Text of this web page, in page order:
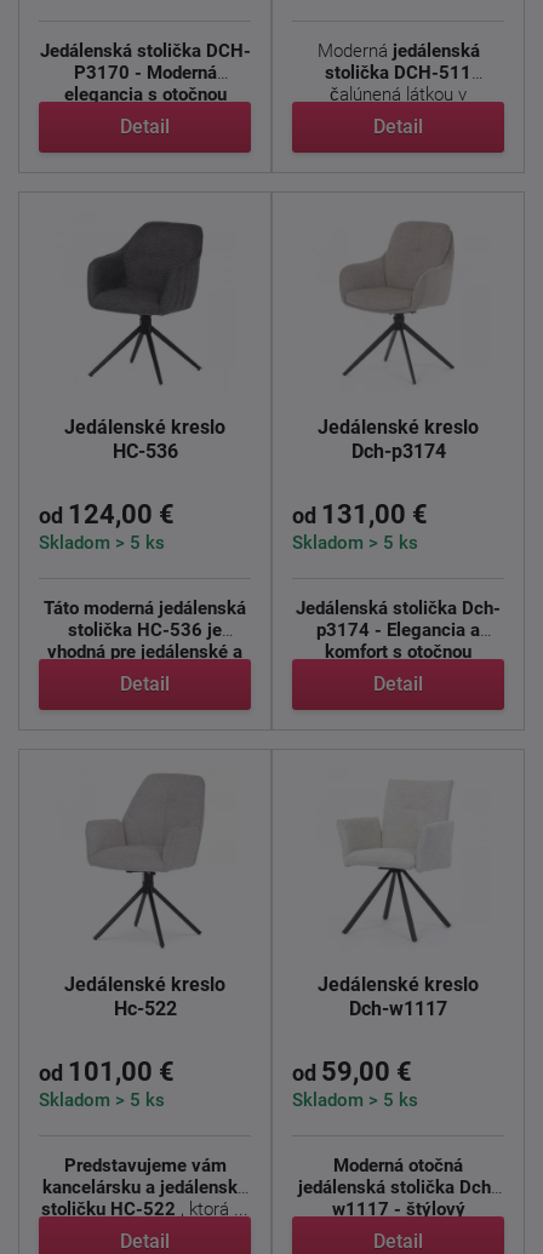
Jedálenská stolička DCH-
P3170 - Moderná
elegancia s otočnou
funkciou
Detail
Moderná jedálenská
stolička DCH-511
čalúnená látkou v
kombinácii s ...
Detail
Jedálenské kreslo
HC-536
od 124,00 €
Skladom > 5 ks
Táto moderná jedálenská
stolička HC-536 je
vhodná pre jedálenské a
...
Detail
Jedálenské kreslo
Dch-p3174
od 131,00 €
Skladom > 5 ks
Jedálenská stolička Dch-
p3174 - Elegancia a
komfort s otočnou
funkciou ...
Detail
Jedálenské kreslo
Hc-522
od 101,00 €
Skladom > 5 ks
Predstavujeme vám
kancelársku a jedálenskú
stoličku HC-522 , ktorá ...
Detail
Jedálenské kreslo
Dch-w1117
od 59,00 €
Skladom > 5 ks
Moderná otočná
jedálenská stolička Dch-
w1117 - štýlový
industriálny ...
Detail